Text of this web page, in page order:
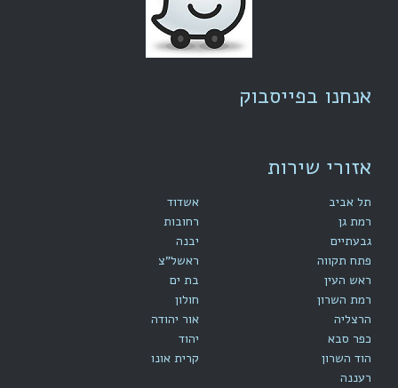
אנחנו בפייסבוק
אזורי שירות
אשדוד
רחובות
יבנה
ראשל"צ
בת ים
חולון
אור יהודה
יהוד
קרית אונו
תל אביב
רמת גן
גבעתיים
פתח תקווה
ראש העין
רמת השרון
הרצליה
כפר סבא
הוד השרון
רעננה